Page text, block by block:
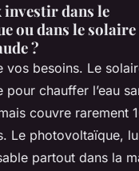
dans le
ou dans le
?
vos besoins. Le
chauffer l’eau
couvre rarement
Le photovoltaïque,
partout dans la